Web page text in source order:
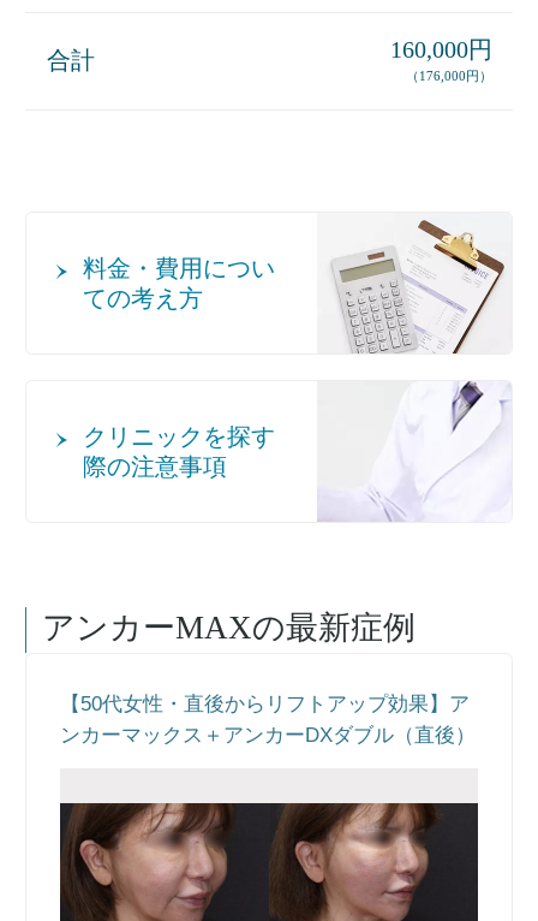
合計 160,000円
（176,000円）
料金・費用につい
ての考え方
クリニックを探す
際の注意事項
アンカーMAXの最新症例
【50代女性・直後からリフトアップ効果】ア
ンカーマックス＋アンカーDXダブル（直後）